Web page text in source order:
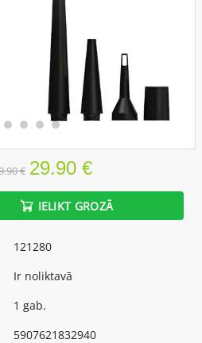
€ 29.90 €
IELIKT GROZĀ
121280
Ir noliktavā
1 gab.
5907621832940